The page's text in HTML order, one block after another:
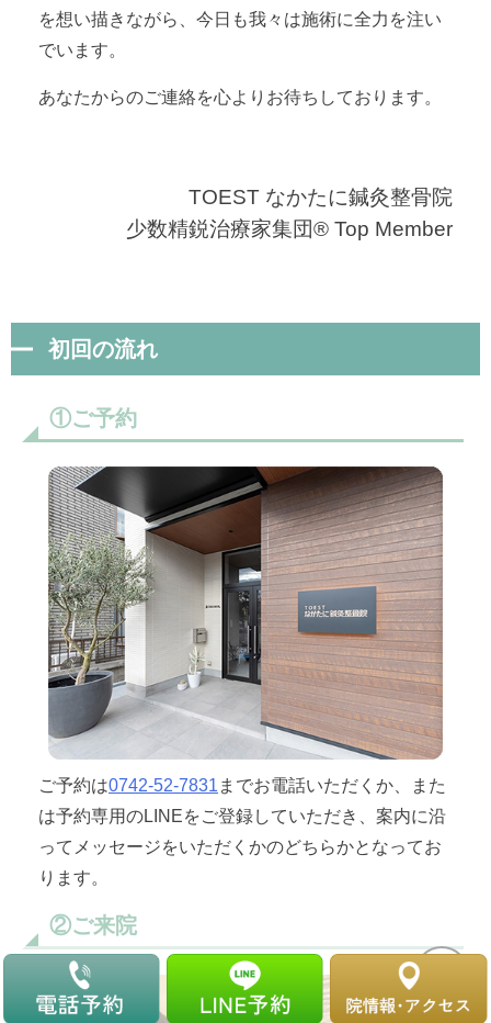
を想い描きながら、今日も我々は施術に全力を注い
でいます。
あなたからのご連絡を心よりお待ちしております。
TOEST なかたに鍼灸整骨院
少数精鋭治療家集団® Top Member
初回の流れ
①ご予約
ご予約は0742-52-7831 までお電話いただくか、また
は予約専用のLINEをご登録していただき、案内に沿
ってメッセージをいただくかのどちらかとなってお
ります。
②ご来院